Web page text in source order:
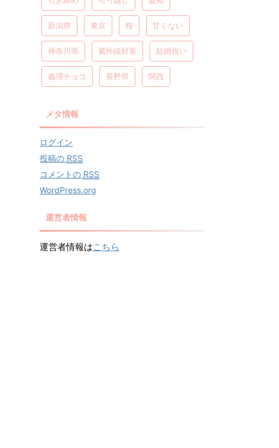
新潟県 東京 桜 甘くない
神奈川県 紫外線対策 結婚祝い
義理チョコ 長野県 関西
メタ情報
ログイン
投稿の RSS
コメントの RSS
WordPress.org
運営者情報
運営者情報はこちら